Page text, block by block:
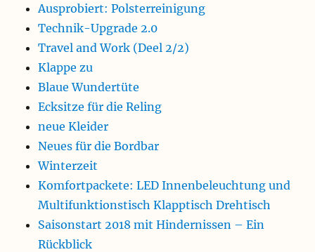
Ausprobiert: Polsterreinigung
Technik-Upgrade 2.0
Travel and Work (Deel 2/2)
Klappe zu
Blaue Wundertüte
Ecksitze für die Reling
neue Kleider
Neues für die Bordbar
Winterzeit
Komfortpackete: LED Innenbeleuchtung und
Multifunktionstisch Klapptisch Drehtisch
Saisonstart 2018 mit Hindernissen – Ein
Rückblick